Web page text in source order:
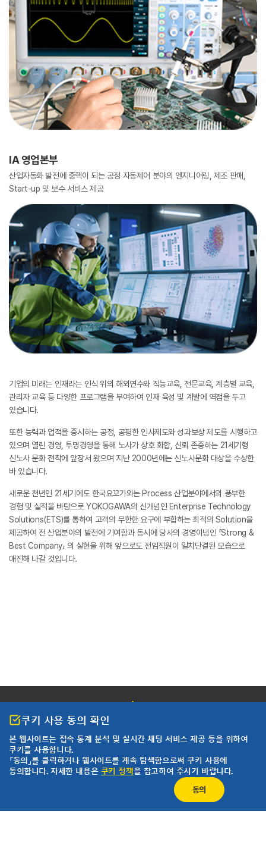
IA 영업본부
산업자동화 발전에 중핵이 되는 공정 자동제어 분야의 엔지니어링, 제조 판매,
Start-up 및 보수 서비스 제공
기업의 미래는 인재라는 인식 위의 해외연수와 직능교육, 전문교육, 계층별 교육,
관리자 교육 등 다양한 프로그램을 부여하여 인재 육성 및 계발에 역점을 두고
있습니다.
또한 능력과 업적을 중시하는 공정, 공평한 인사제도와 성과보상 제도를 시행하고
있으며 열린 경영, 투명경영을 통해 노사가 상호 화합, 신뢰 존중하는 21세기형
신노사 문화 전착에 앞장서 왔으며 지난 2000년에는 신노사문화 대상을 수상한
바 있습니다.
새로운 천년인 21세기에도 한국요꼬가와는 Process 산업분야에서의 풍부한
경험 및 실적을 바탕으로 YOKOGAWA의 신개념인 Enterprise Technology
Solutions(ETS)를 통하여 고객의 무한한 요구에 부합하는 최적의 Solution을
제공하여 전 산업분야의 발전에 기여함과 동시에 당사의 경영이념인 「Strong &
Best Company」 의 실현을 위해 앞으로도 전임직원이 일치단결된 모습으로
매진해 나갈 것입니다.
쿠키 사용 동의 확인
본 웹사이트는 접속 통계 분석 및 실시간 채팅 서비스 제공 등을 위하여
쿠키를 사용합니다.
「동의」를 클릭하거나 웹사이트를 계속 탐색함으로써 쿠키 사용에
동의합니다. 자세한 내용은 쿠키 정책을 참고하여 주시기 바랍니다.
동의
개인정보 처리방침
이용약관
한국요꼬가와전기(주)
사업자등록번호 102-81-17301
경기도 용인시 기흥구 기흥로 58-1 기흥 ICT밸리 SK V1 A동 407호 ~ 411호 (우)
16976 (분당선 기흥역 2번 출구 500m)